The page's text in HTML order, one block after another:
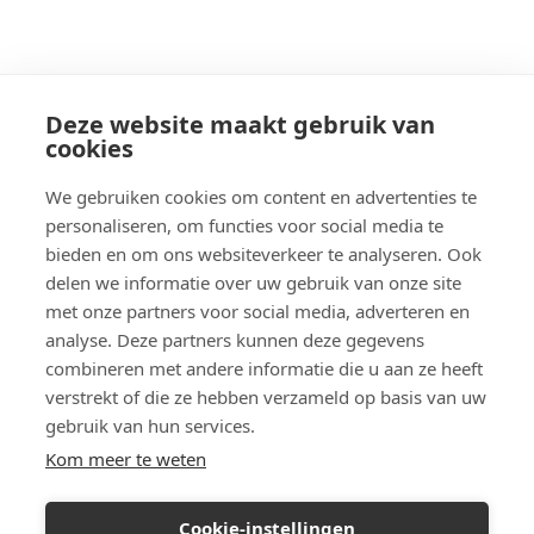
Deze website maakt gebruik van
cookies
We gebruiken cookies om content en advertenties te
personaliseren, om functies voor social media te
bieden en om ons websiteverkeer te analyseren. Ook
delen we informatie over uw gebruik van onze site
met onze partners voor social media, adverteren en
analyse. Deze partners kunnen deze gegevens
combineren met andere informatie die u aan ze heeft
verstrekt of die ze hebben verzameld op basis van uw
gebruik van hun services.
Kom meer te weten
Cookie-instellingen